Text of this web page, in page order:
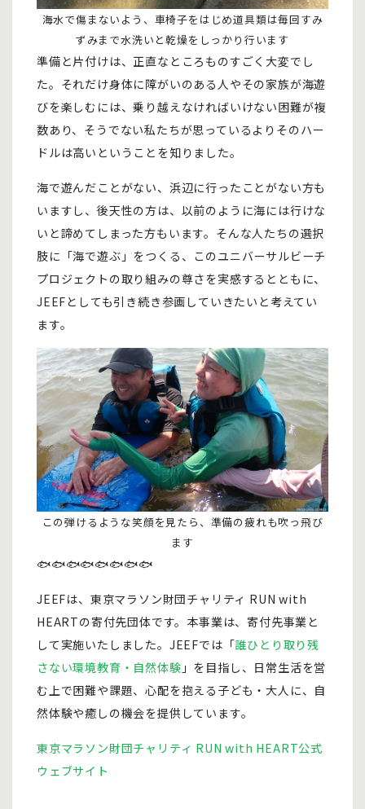
海水で傷まないよう、車椅子をはじめ道具類は毎回すみ
ずみまで水洗いと乾燥をしっかり行います
準備と片付けは、正直なところものすごく大変でし
た。それだけ身体に障がいのある人やその家族が海遊
びを楽しむには、乗り越えなければいけない困難が複
数あり、そうでない私たちが思っているよりそのハー
ドルは高いということを知りました。
海で遊んだことがない、浜辺に行ったことがない方も
いますし、後天性の方は、以前のように海には行けな
いと諦めてしまった方もいます。そんな人たちの選択
肢に「海で遊ぶ」をつくる、このユニバーサルビーチ
プロジェクトの取り組みの尊さを実感するとともに、
JEEFとしても引き続き参画していきたいと考えてい
ます。
この弾けるような笑顔を見たら、準備の疲れも吹っ飛び
ます
🐟🐟🐟🐟🐟🐟🐟🐟
JEEFは、東京マラソン財団チャリティ RUN with
HEARTの寄付先団体です。本事業は、寄付先事業と
して実施いたしました。JEEFでは「誰ひとり取り残
さない環境教育・自然体験 」を目指し、日常生活を営
む上で困難や課題、心配を抱える子ども・大人に、自
然体験や癒しの機会を提供しています。
東京マラソン財団チャリティ RUN with HEART公式
ウェブサイト